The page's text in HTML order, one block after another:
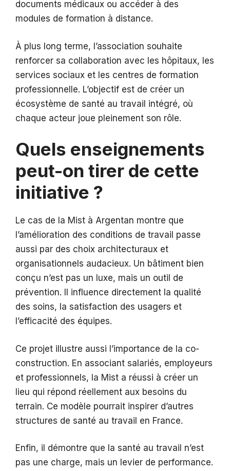
documents médicaux ou accéder à des
modules de formation à distance.
À plus long terme, l’association souhaite
renforcer sa collaboration avec les hôpitaux, les
services sociaux et les centres de formation
professionnelle. L’objectif est de créer un
écosystème de santé au travail intégré, où
chaque acteur joue pleinement son rôle.
Quels enseignements
peut-on tirer de cette
initiative ?
Le cas de la Mist à Argentan montre que
l’amélioration des conditions de travail passe
aussi par des choix architecturaux et
organisationnels audacieux. Un bâtiment bien
conçu n’est pas un luxe, mais un outil de
prévention. Il influence directement la qualité
des soins, la satisfaction des usagers et
l’efficacité des équipes.
Ce projet illustre aussi l’importance de la co-
construction. En associant salariés, employeurs
et professionnels, la Mist a réussi à créer un
lieu qui répond réellement aux besoins du
terrain. Ce modèle pourrait inspirer d’autres
structures de santé au travail en France.
Enfin, il démontre que la santé au travail n’est
pas une charge, mais un levier de performance.